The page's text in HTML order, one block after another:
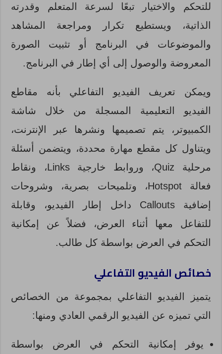
للتحكم والاختيار تبعًا لسرعة المتعلم وقدرته
الذاتية، ويستطيع تكرار ومراجعة المشاهد
والموضوعات في البرنامج أو تثبيت الصورة
المعروضة والوصول إلى أي إطار في البرنامج.
ويمكن تعريف الفيديو التفاعلي بأنه مقاطع
الفيديو التعليمية المسجلة من خلال شاشة
الكمبيوتر، يتم تصميمها ونشرها عبر الإنترنت،
ويتناول كل مقطع مهارة محددة، ويتضمن أسئلة
مرحلية Quiz، وروابط خارجية Links، ونقاط
فعالة Hotspot، وتلميحات بصرية، وشروحات
إضافية Callouts داخل إطار الفيديو، وقابلة
للتفاعل معها أثناء العرض، فضلاً عن إمكانية
التحكم في العرض بواسطة كل طالب.
خصائص الفيديو التفاعلي
يتميز الفيديو التفاعلي بمجموعة من الخصائص
التي تميزه عن الفيديو الرقمي العادي ومنها:
يوفر إمكانية التحكم في العرض بواسطة